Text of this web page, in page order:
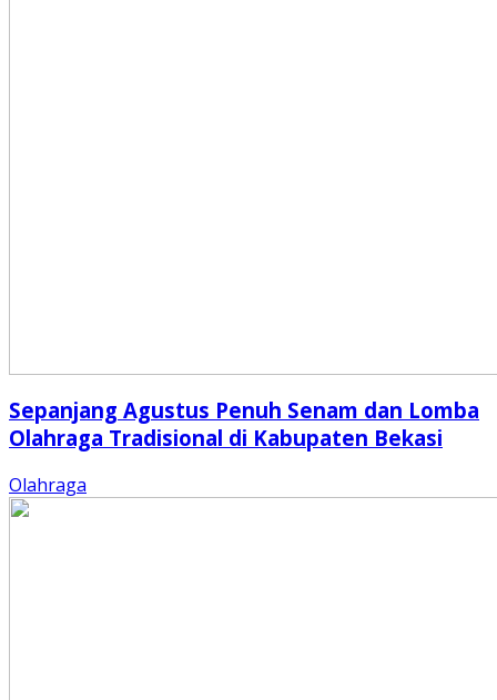
Sepanjang Agustus Penuh Senam dan Lomba
Olahraga Tradisional di Kabupaten Bekasi
Olahraga